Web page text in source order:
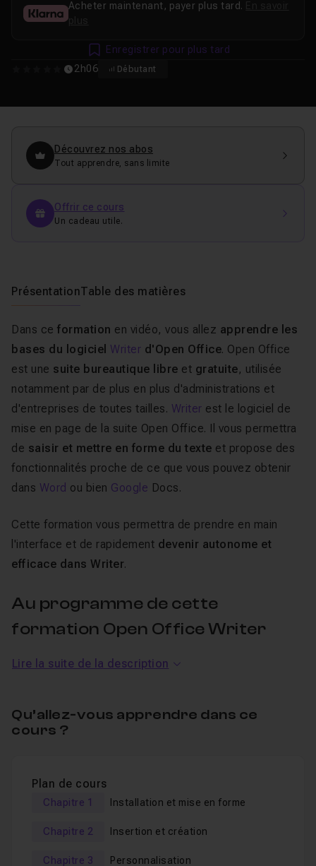
2h06 Débutant
Acheter maintenant, payer plus tard.
plus
Enregistrer pour plus tard
Découvrez nos abos
Tout apprendre, sans limite
Offrir ce cours
Un cadeau utile.
PrésentationTable des matières
Dans ce formation en vidéo, vous allez apprendre les
bases du logiciel Writer d'Open Office. Open Office
est une suite bureautique libre et gratuite, utilisée
notamment par de plus en plus d'administrations et
d'entreprises de toutes tailles. Writer est le logiciel de
mise en page de la suite Open Office. Il vous permettra
de saisir et mettre en forme du texte et propose des
fonctionnalités proche de ce que vous pouvez obtenir
dans Word ou bien Google Docs.
Cette formation vous permettra de prendre en main
l'interface et de rapidement devenir autonome et
efficace dans Writer.
Au programme de cette
formation Open Office Writer
Vous n'êtes pas à l'aise pour créer une lettre, pour
tableau, créer un
, ... ?
Cette formation vous permettra de
simple !
Writer vous permet aussi de créer des cartes
d'anniversaire, de vœux, de menu, ... Vous pourrez
Lire la suite de la description
Qu’allez-vous apprendre dans ce
cours ?
Plan de cours
Chapitre 1 Installation et mise en forme
Chapitre 2 Insertion et création
Chapitre 3 Personnalisation